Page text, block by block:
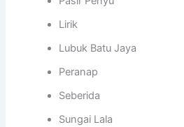
Lirik
Lubuk Batu Jaya
Peranap
Seberida
Sungai Lala